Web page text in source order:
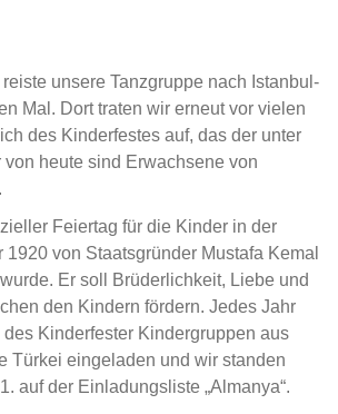
unsere Tanzgruppe nach Istanbul-
Mal. Dort traten wir erneut vor vielen
des Kinderfestes auf, das der unter
von heute sind Erwachsene von
Feiertag für die Kinder in der
1920 von Staatsgründer Mustafa Kemal
Er soll Brüderlichkeit, Liebe und
den Kindern fördern. Jedes Jahr
Kinderfester Kindergruppen aus
Türkei eingeladen und wir standen
auf der Einladungsliste „Almanya“.